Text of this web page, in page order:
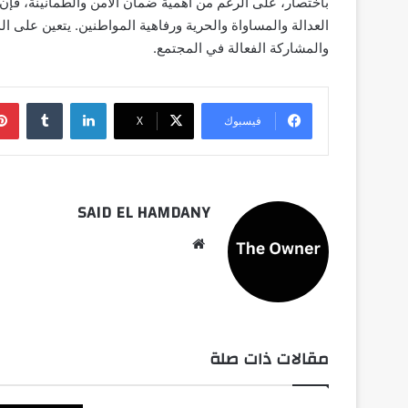
العدالة والمساواة والحرية ورفاهية المواطنين. يتعين على
والمشاركة الفعالة في المجتمع.
فيسبوك ‫X
لينكدإن
SAID EL HAMDANY
مقالات ذات صلة